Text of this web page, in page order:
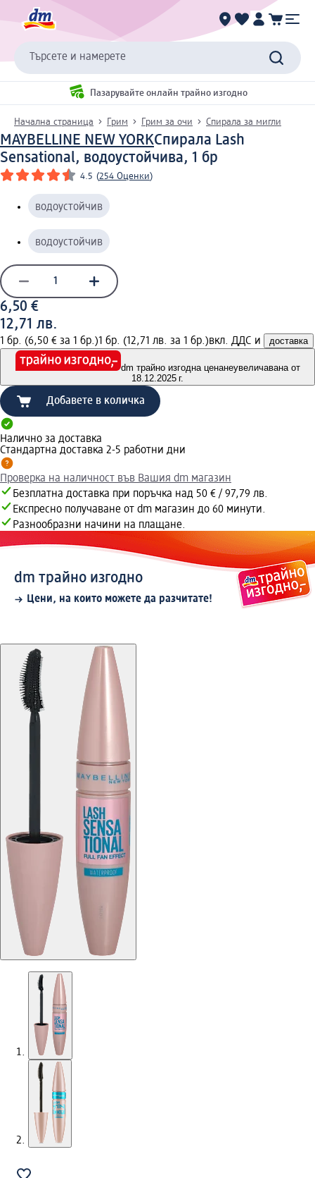
Търсете и намерете
Пазарувайте онлайн трайно изгодно
Начална страница Грим Грим за очи Спирала за мигли
MAYBELLINE NEW YORKСпирала Lash
Sensational, водоустойчива, 1 бр
4.5 (254 Оценки)
водоустойчив
водоустойчив
6,50 €
12,71 лв.
1 бр. (6,50 € за 1 бр.)1 бр. (12,71 лв. за 1 бр.)вкл. ДДС и доставка
dm трайно изгодна ценанеувеличавана от
18.12.2025 г.
Добавете в количка
Налично за доставка
Стандартна доставка 2-5 работни дни
Проверка на наличност във Вашия dm магазин
Безплатна доставка при поръчка над 50 € / 97,79 лв.
Експресно получаване от dm магазин до 60 минути.
Разнообразни начини на плащане.
dm трайно изгодно
Цени, на които можете да разчитате!